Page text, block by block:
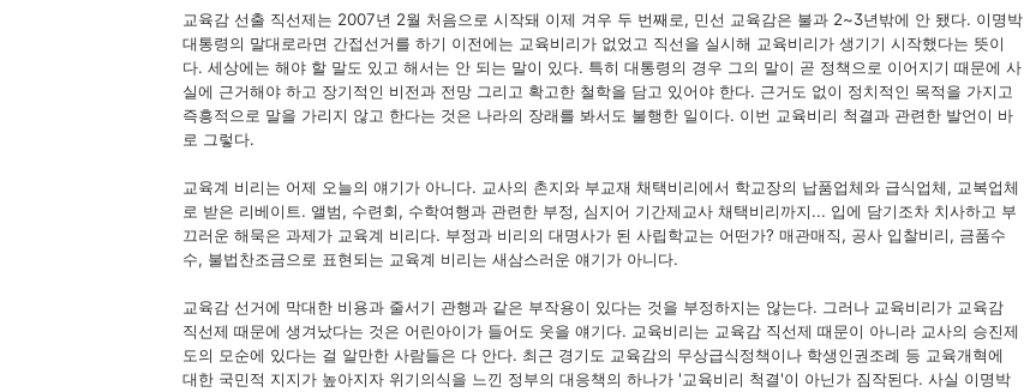
교육감 선출 직선제는 2007년 2월 처음으로 시작돼 이제 겨우 두 번째로, 민선 교육감은 불과 2~3년밖에 안 됐다. 이명박
대통령의 말대로라면 간접선거를 하기 이전에는 교육비리가 없었고 직선을 실시해 교육비리가 생기기 시작했다는 뜻이
다. 세상에는 해야 할 말도 있고 해서는 안 되는 말이 있다. 특히 대통령의 경우 그의 말이 곧 정책으로 이어지기 때문에 사
실에 근거해야 하고 장기적인 비전과 전망 그리고 확고한 철학을 담고 있어야 한다. 근거도 없이 정치적인 목적을 가지고
즉흥적으로 말을 가리지 않고 한다는 것은 나라의 장래를 봐서도 불행한 일이다. 이번 교육비리 척결과 관련한 발언이 바
로 그렇다.
교육계 비리는 어제 오늘의 얘기가 아니다. 교사의 촌지와 부교재 채택비리에서 학교장의 납품업체와 급식업체, 교복업체
로 받은 리베이트. 앨범, 수련회, 수학여행과 관련한 부정, 심지어 기간제교사 채택비리까지... 입에 담기조차 치사하고 부
끄러운 해묵은 과제가 교육계 비리다. 부정과 비리의 대명사가 된 사립학교는 어떤가? 매관매직, 공사 입찰비리, 금품수
수, 불법찬조금으로 표현되는 교육계 비리는 새삼스러운 얘기가 아니다.
교육감 선거에 막대한 비용과 줄서기 관행과 같은 부작용이 있다는 것을 부정하지는 않는다. 그러나 교육비리가 교육감
직선제 때문에 생겨났다는 것은 어린아이가 들어도 웃을 얘기다. 교육비리는 교육감 직선제 때문이 아니라 교사의 승진제
도의 모순에 있다는 걸 알만한 사람들은 다 안다. 최근 경기도 교육감의 무상급식정책이나 학생인권조례 등 교육개혁에
대한 국민적 지지가 높아지자 위기의식을 느낀 정부의 대응책의 하나가 '교육비리 척결'이 아닌가 짐작된다. 사실 이명박